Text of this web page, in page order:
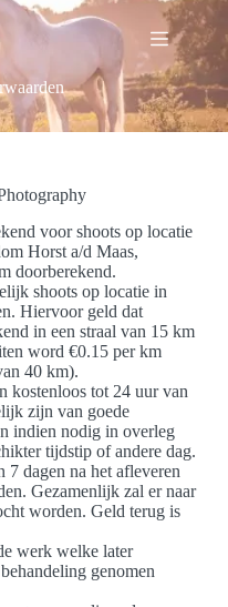
voor shoots op locatie
Horst a/d Maas,
doorberekend.
shoots op locatie in
Hiervoor geld dat
in een straal van 15 km
word €0.15 per km
40 km).
kostenloos tot 24 uur van
zijn van goede
indien nodig in overleg
tijdstip of andere dag.
7 dagen na het afleveren
Gezamenlijk zal er naar
worden. Geld terug is
werk welke later
genomen